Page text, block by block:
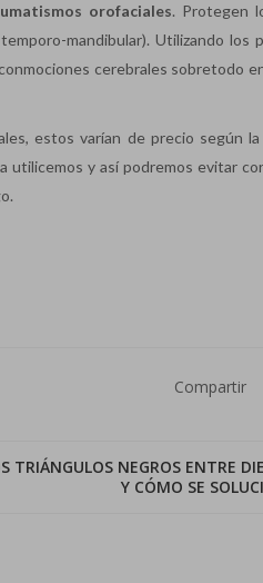
orofaciales. Protegen
mandibular). Utilizando los
cerebrales sobretodo
estos varían de precio según la
utilicemos y así podremos evitar
Compartir
TRIÁNGULOS NEGROS ENTRE
Y CÓMO SE